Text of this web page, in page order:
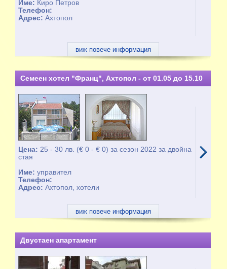
Име: Киро Петров
Телефон:
Адрес:Ахтопол
виж повече информация
Семеен хотел "Франц", Ахтопол - от 01.05 до 15.10
Цена: 25 - 30 лв. (€ 0 - € 0) за сезон 2022 за двойна
стая
Име:управител
Телефон:
Адрес:Ахтопол, хотели
виж повече информация
Двустаен апартамент